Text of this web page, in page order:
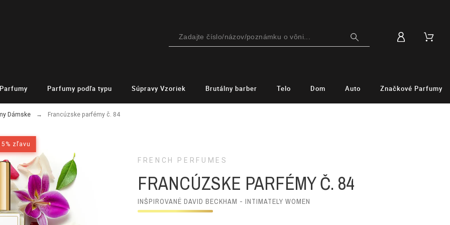
Parfumy Parfumy podľa typu Súpravy Vzoriek Brutálny barber Telo Dom Auto Značkové Parfumy
Dámske Francúzske parfémy č. 84
zľavu
zľavu
FRENCH PERFUMES
FRANCÚZSKE PARFÉMY Č. 84
INŠPIROVANÉ DAVID BECKHAM - INTIMATELY WOMEN